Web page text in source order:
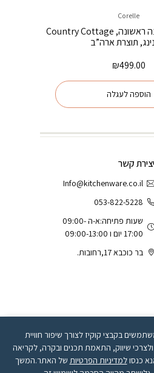
Corelle
סט 18 חלקים מנה ראשונה, Country Cottage
תוצרת ארה”ב
₪499.00
הוספה לעגלה
יצירת קשר
Info@kitchenware.co.il
053-822-5228
שעות פתיחה:א-ה 09:00-
17:00 יום ו 09:00-13:00
בר כוכבא 17,רחובות.
בקבצי קוקיז לצורך שיפור חוויית
שיווק, התאמת תכנים ובקרה, לקריאה
כנסולמדיניות הפרטיות של האתר.המשך